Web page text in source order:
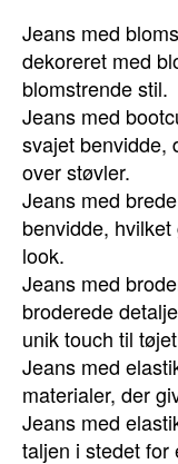
Jeans med
dekoreret med
blomstrende stil.
Jeans med
svajet benvidde,
over støvler.
Jeans med
benvidde,
look.
Jeans med
broderede
unik touch til
Jeans med
materialer, der
Jeans med
taljen i stedet for